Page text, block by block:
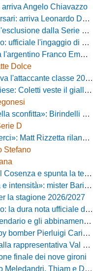
arriva Angelo Chiavazzo
Leonardo De Franceschi
Salzano verso una big campana
l'ingaggio di Luca Scimia
Franco Emmanuel Boló
Dolce
l'attaccante classe 2006
veste il giallorosso
il Novara nonostante il KO di Chiavari
D
le ambizioni del Campobasso
Stefano
spunta la tentazione Foggia
il Pineto dopo il test a Palena
la stagione 2026/2027
ufficiale del presidente Di Labio
dei primi due turni
Pierluigi Cariddi
di Chiana con un grande Losavio
finale dei nove gironi
Thiam e Damiano